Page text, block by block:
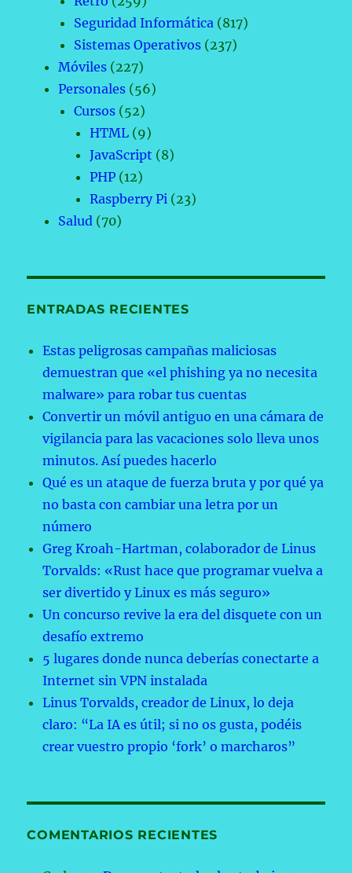
Seguridad Informática (817)
Sistemas Operativos (237)
Móviles (227)
Personales (56)
Cursos (52)
HTML (9)
JavaScript (8)
PHP (12)
Raspberry Pi (23)
Salud (70)
ENTRADAS RECIENTES
Estas peligrosas campañas maliciosas
demuestran que «el phishing ya no necesita
malware» para robar tus cuentas
Convertir un móvil antiguo en una cámara de
vigilancia para las vacaciones solo lleva unos
minutos. Así puedes hacerlo
Qué es un ataque de fuerza bruta y por qué ya
no basta con cambiar una letra por un
número
Greg Kroah-Hartman, colaborador de Linus
Torvalds: «Rust hace que programar vuelva a
ser divertido y Linux es más seguro»
Un concurso revive la era del disquete con un
desafío extremo
5 lugares donde nunca deberías conectarte a
Internet sin VPN instalada
Linus Torvalds, creador de Linux, lo deja
claro: “La IA es útil; si no os gusta, podéis
crear vuestro propio ‘fork’ o marcharos”
COMENTARIOS RECIENTES